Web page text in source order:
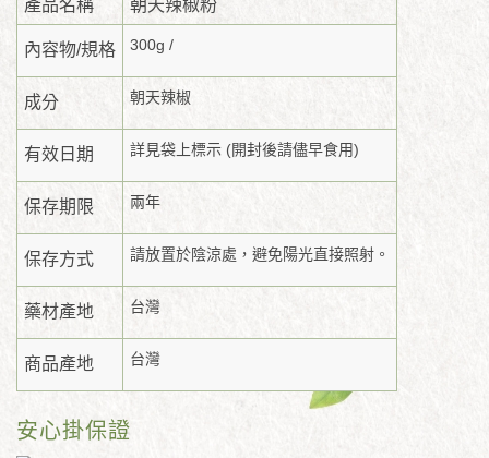
產品名稱 朝天辣椒粉
內容物/規格 300g /
成分 朝天辣椒
有效日期 詳見袋上標示 (開封後請儘早食用)
保存期限 兩年
保存方式 請放置於陰涼處，避免陽光直接照射。
藥材產地 台灣
商品產地 台灣
安心掛保證